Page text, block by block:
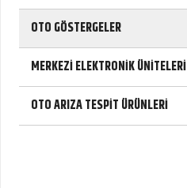
OTO GÖSTERGELER
MERKEZİ ELEKTRONİK ÜNİTELERİ
OTO ARIZA TESPİT ÜRÜNLERİ